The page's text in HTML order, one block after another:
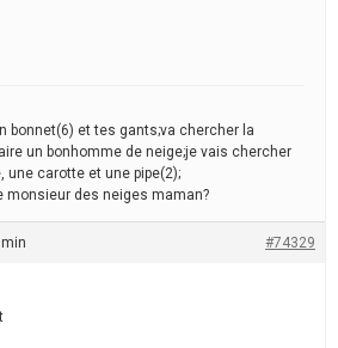
bonnet(6) et tes gants;va chercher la
un bonhomme de neige;je vais chercher
une carotte et une pipe(2);
monsieur des neiges maman?
#74329